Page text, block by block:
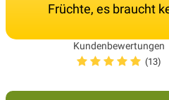
Früchte, es braucht
Kundenbewertungen
(13)